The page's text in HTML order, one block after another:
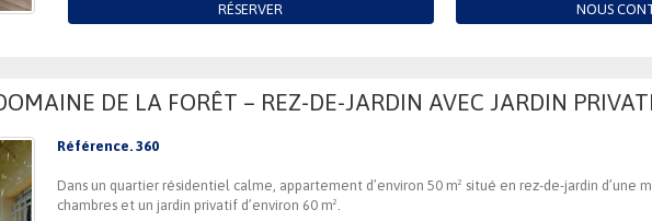
RÉSERVER NOUS
DE LA FORÊT – REZ-DE-JARDIN AVEC JARDIN
Référence. 360
Dans un quartier résidentiel calme, appartement d’environ 50 m² situé en rez-de-jardin d’une
chambres et un jardin privatif d’environ 60 m².